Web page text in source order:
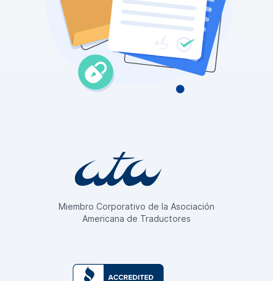
Miembro Corporativo de la Asociación
Americana de Traductores